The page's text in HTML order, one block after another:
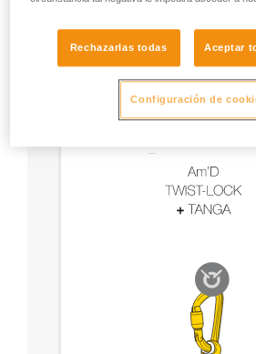
Rechazarlas todas Aceptar
Configuración de